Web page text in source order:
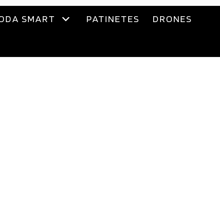
SMART PATINETES DRONES